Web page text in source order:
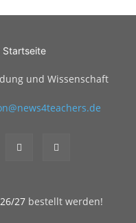
und Wissenschaft
27 bestellt werden!